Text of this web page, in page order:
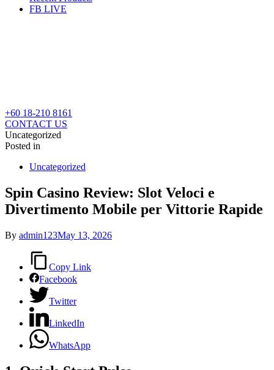
FB LIVE
+60 18-210 8161
CONTACT US
Uncategorized
Posted in
Uncategorized
Spin Casino Review: Slot Veloci e
Divertimento Mobile per Vittorie Rapide
By admin123May 13, 2026
Copy Link
Facebook
Twitter
LinkedIn
WhatsApp